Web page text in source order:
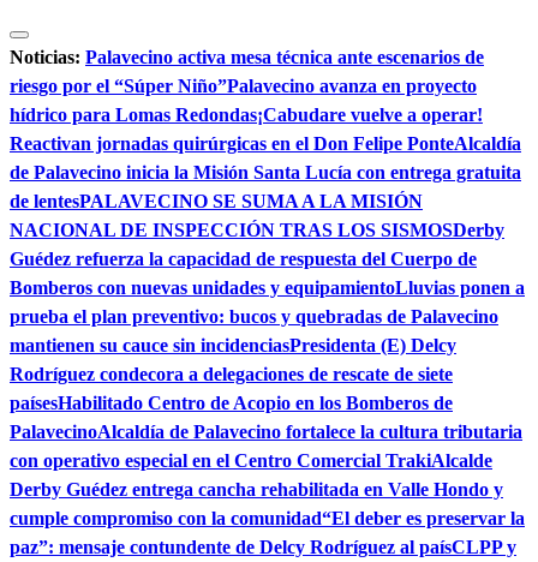
Noticias: Palavecino activa mesa técnica ante escenarios de
riesgo por el “Súper Niño”Palavecino avanza en proyecto
hídrico para Lomas Redondas¡Cabudare vuelve a operar!
Reactivan jornadas quirúrgicas en el Don Felipe PonteAlcaldía
de Palavecino inicia la Misión Santa Lucía con entrega gratuita
de lentesPALAVECINO SE SUMA A LA MISIÓN
NACIONAL DE INSPECCIÓN TRAS LOS SISMOSDerby
Guédez refuerza la capacidad de respuesta del Cuerpo de
Bomberos con nuevas unidades y equipamientoLluvias ponen a
prueba el plan preventivo: bucos y quebradas de Palavecino
mantienen su cauce sin incidenciasPresidenta (E) Delcy
Rodríguez condecora a delegaciones de rescate de siete
paísesHabilitado Centro de Acopio en los Bomberos de
PalavecinoAlcaldía de Palavecino fortalece la cultura tributaria
con operativo especial en el Centro Comercial TrakiAlcalde
Derby Guédez entrega cancha rehabilitada en Valle Hondo y
cumple compromiso con la comunidad“El deber es preservar la
paz”: mensaje contundente de Delcy Rodríguez al paísCLPP y